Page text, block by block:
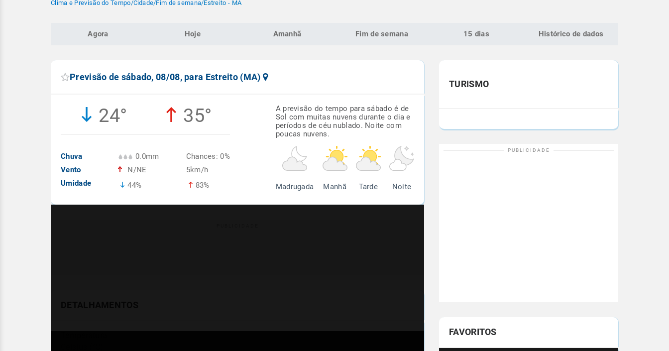
Clima e Previsão do Tempo/Cidade/Fim de semana/Estreito - MA
Agora Hoje Amanhã Fim de semana 15 dias Histórico de dados
Previsão de sábado, 08/08, para Estreito (MA)
24° 35°
Chuva
Vento
Umidade
0.0mm
N/NE
44%
Chances: 0%
5km/h
83%
A previsão do tempo para sábado é de
Sol com muitas nuvens durante o dia e
períodos de céu nublado. Noite com
poucas nuvens.
Madrugada Manhã Tarde Noite
TURISMO
FAVORITOS